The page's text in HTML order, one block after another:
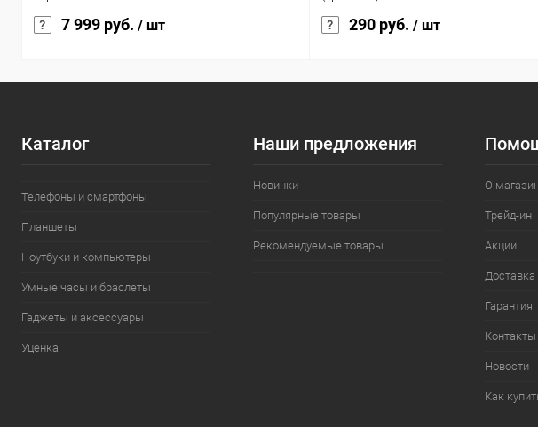
7 999 руб. / шт 290 руб. / шт
Каталог
Телефоны и смартфоны
Планшеты
Ноутбуки и компьютеры
Умные часы и браслеты
Гаджеты и аксессуары
Уценка
Наши предложения
Новинки
Популярные товары
Рекомендуемые товары
О
Трейд-ин
Акции
Доставка
Гарантия
Контакты
Новости
Как